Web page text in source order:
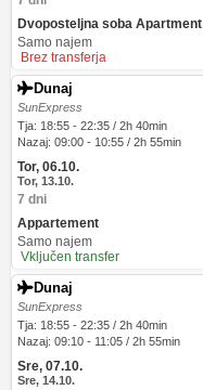
Dvoposteljna soba Apartment
Samo najem
Brez transferja
Dunaj
SunExpress
Tja: 18:55 - 22:35 / 2h 40min
Nazaj: 09:00 - 10:55 / 2h 55min
Tor, 06.10.
Tor, 13.10.
7 dni
Appartement
Samo najem
Vključen transfer
Dunaj
SunExpress
Tja: 18:55 - 22:35 / 2h 40min
Nazaj: 09:10 - 11:05 / 2h 55min
Sre, 07.10.
Sre, 14.10.